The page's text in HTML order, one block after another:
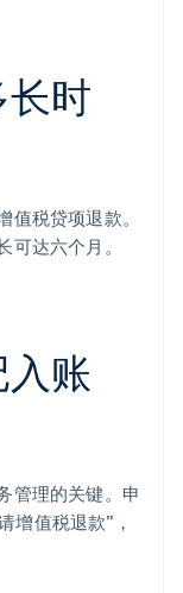
时
税贷项退款。
达六个月。
账
管理的关键。申
增值税退款”，